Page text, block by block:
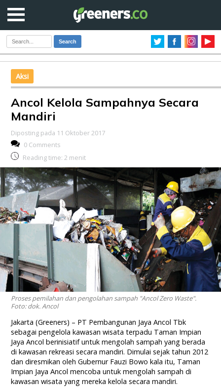
Search
Aksi
Ancol Kelola Sampahnya Secara
Mandiri
Diposting pada 11 Oktober 2017
0 Comments
Reading time: 2 menit
Proses pemilahan dan pengolahan sampah "Ancol Zero Waste".
Foto: dok. Ancol
Jakarta (Greeners) – PT Pembangunan Jaya Ancol Tbk
sebagai pengelola kawasan wisata terpadu Taman Impian
Jaya Ancol berinisiatif untuk mengolah sampah yang berada
di kawasan rekreasi secara mandiri. Dimulai sejak tahun 2012
dan diresmikan oleh Gubernur Fauzi Bowo kala itu, Taman
Impian Jaya Ancol mencoba untuk mengolah sampah di
kawasan wisata yang mereka kelola secara mandiri.